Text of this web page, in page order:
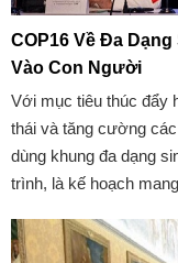
COP16 Về Đa
Vào Con Người
Với mục tiêu thúc đẩy
thái và tăng cường
dùng khung đa dạng
trình, là kế hoạch
đa dạng sinh học vào